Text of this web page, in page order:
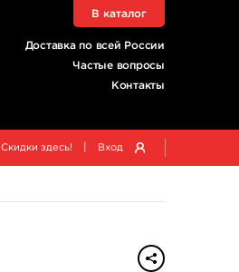
Доставка по всей России
Частые вопросы
Контакты
В каталог
Скидки здесь! Вход